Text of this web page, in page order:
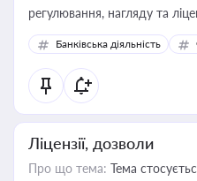
регулювання, нагляду та
Банківська діяльність
Ліцензії, дозволи
Про що тема: Тема